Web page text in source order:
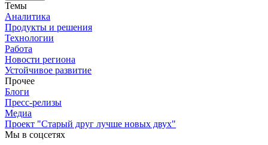
Темы
Аналитика
Продукты и решения
Технологии
Работа
Новости региона
Устойчивое развитие
Прочее
Блоги
Пресс-релизы
Медиа
Проект "Старый друг лучше новых двух"
Мы в соцсетях